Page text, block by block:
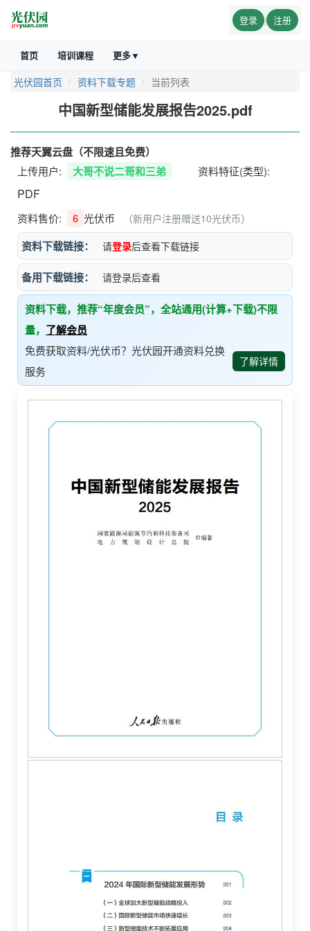
登录 | 注册
首页 培训课程 更多▼
光伏园首页 资料下载专题 当前列表
中国新型储能发展报告2025.pdf
推荐天翼云盘（不限速且免费）
上传用户: 大哥不说二哥和三弟 资料特征(类型):
PDF
资料售价: 6 光伏币 （新用户注册赠送10光伏币）
资料下载链接： 请登录后查看下载链接
备用下载链接： 请登录后查看
资料下载，推荐“年度会员”，全站通用(计算+下载)不限
量， 了解会员
免费获取资料/光伏币？光伏园开通资料兑换
服务
了解详情